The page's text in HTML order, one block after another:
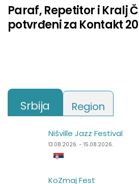
Paraf, Repetitor i Kralj
potvrđeni za Kontakt
Srbija Region
Nišville Jazz Festival
13.08.2026. - 15.08.2026.
KoZmaj Fest
Punk Rock Holiday
11.08.2026. - 14.08.2026.
Špancirfest